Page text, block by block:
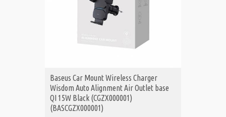
Baseus Car Mount Wireless Charger
Wisdom Auto Alignment Air Outlet base
QI 15W Black (CGZX000001)
(BASCGZX000001)